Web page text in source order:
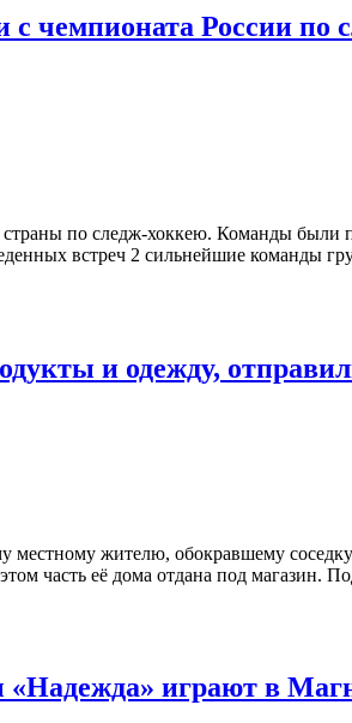
чемпионата России по
по следж-хоккею. Команды
встреч 2 сильнейшие
и одежду,
жителю, обокравшему
часть её дома отдана под
играют в